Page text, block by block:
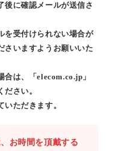
後に確認メールが送信さ
を受付けられない場合が
さいますようお願いいた
は、「elecom.co.jp」
さい。
ただきます。
お時間を頂戴する